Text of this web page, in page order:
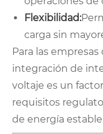
Flexibilidad:
carga sin
Para las
integración de
voltaje es un
requisitos
de energía